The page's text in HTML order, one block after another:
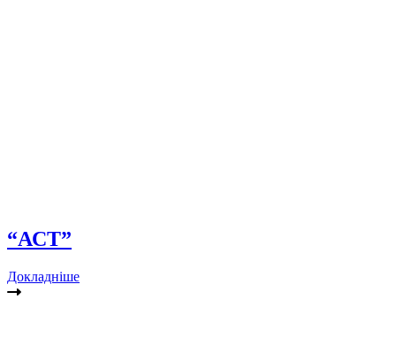
“АСТ”
Докладніше